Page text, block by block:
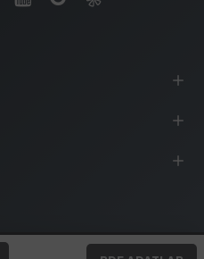
2025 Energia Háza